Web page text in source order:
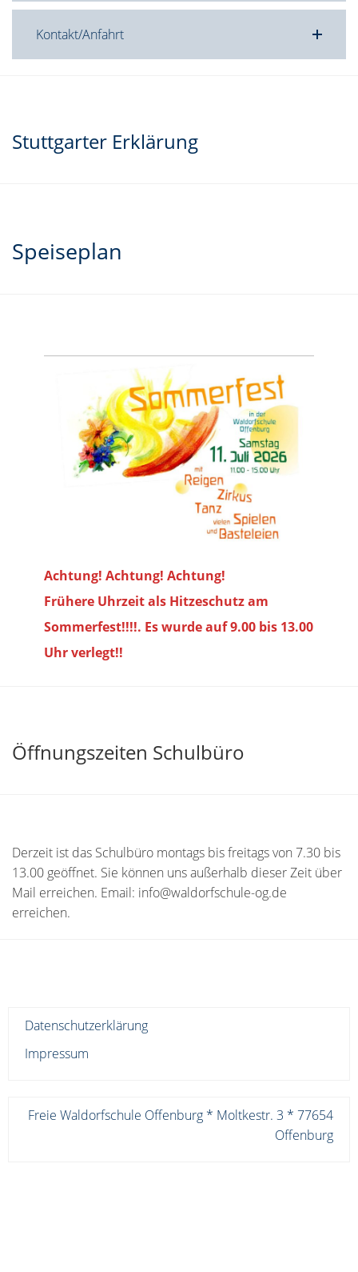
Kontakt/Anfahrt
Stuttgarter Erklärung
Speiseplan
Achtung! Achtung! Achtung!
Frühere Uhrzeit als Hitzeschutz am
Sommerfest!!!!. Es wurde auf 9.00 bis 13.00
Uhr verlegt!!
Öffnungszeiten Schulbüro
Derzeit ist das Schulbüro montags bis freitags von 7.30 bis
13.00 geöffnet. Sie können uns außerhalb dieser Zeit über
Mail erreichen. Email: info@waldorfschule-og.de
erreichen.
Datenschutzerklärung
Impressum
Freie Waldorfschule Offenburg * Moltkestr. 3 * 77654
Offenburg